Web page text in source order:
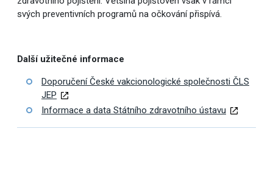
svých preventivních programů na očkování přispívá.
Další užitečné informace
Doporučení České vakcionologické společnosti ČLS
JEP
Informace a data Státního zdravotního ústavu